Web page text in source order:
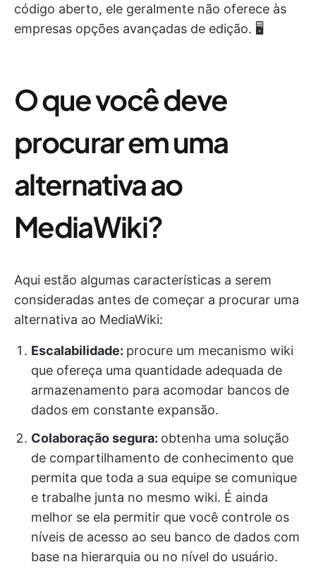
código aberto, ele geralmente não oferece às
empresas opções avançadas de edição. 🖥️
O que você deve
procurar em uma
alternativa ao
MediaWiki?
Aqui estão algumas características a serem
consideradas antes de começar a procurar uma
alternativa ao MediaWiki:
Escalabilidade: procure um mecanismo wiki
que ofereça uma quantidade adequada de
armazenamento para acomodar bancos de
dados em constante expansão.
Colaboração segura: obtenha uma solução
de compartilhamento de conhecimento que
permita que toda a sua equipe se comunique
e trabalhe junta no mesmo wiki. É ainda
melhor se ela permitir que você controle os
níveis de acesso ao seu banco de dados com
base na hierarquia ou no nível do usuário.